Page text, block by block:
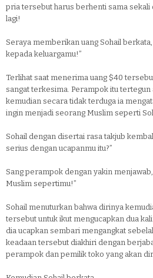
pria tersebut harus berhenti sama
lagi!
Seraya memberikan uang Sohail berkata,
kepada keluargamu!”
Terlihat saat menerima uang $40
sangat terkesima. Perampok itu tertegun
kemudian secara tidak terduga ia
ingin menjadi seorang Muslim seperti
Sohail dengan disertai rasa takjub
serius dengan ucapanmu itu?”
Sang perampok dengan yakin
Muslim sepertimu!”
Sohail menuturkan bahwa dirinya
tersebut untuk ikut mengucapkan dua
dia ucapkan sembari mengangkat
keadaan tersebut diakhiri dengan
perampok dan pemilik toko yang akan